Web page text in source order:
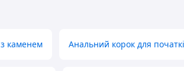
каменем Анальний корок для